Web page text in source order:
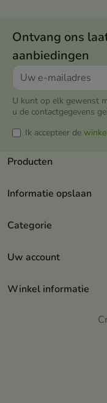
Ontvang ons
aanbiedingen
U kunt op elk gewenst
u de contactgegevens
Ik accepteer de
Producten
Informatie opslaan
Categorie
Uw account
Winkel informatie